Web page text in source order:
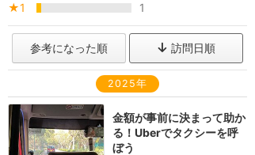
★1
1
参考になった順 訪問日順
2025年
金額が事前に決まって助か
る！Uberでタクシーを呼
ぼう